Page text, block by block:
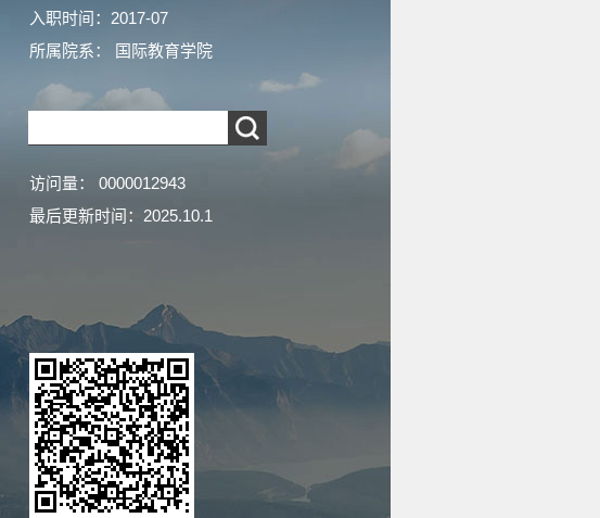
入职时间：2017-07
所属院系： 国际教育学院
访问量： 0000012943
最后更新时间： 2025.10.1